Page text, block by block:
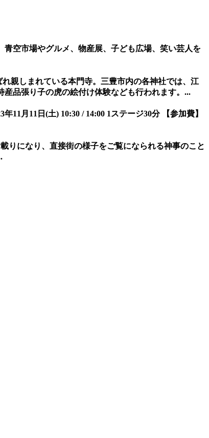
空市場やグルメ、物産展、子ども広場、笑い芸人を
親しまれている本門寺。三豊市内の各神社では、江
品張り子の虎の絵付け体験なども行われます。...
11月11日(土) 10:30 / 14:00 1ステージ30分 【参加費】
りになり、直接街の様子をご覧になられる神事のこと